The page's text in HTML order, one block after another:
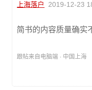
上海落户 2019-12-23
简书的内容质量确实
跟帖来自电脑端 · 中国上海